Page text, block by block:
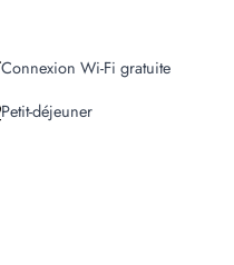
Connexion Wi-Fi gratuite
Petit-déjeuner